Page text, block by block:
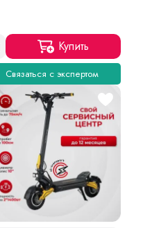
Купить
Связаться с экспертом